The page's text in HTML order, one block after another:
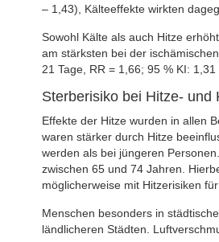
– 1,43), Kälteeffekte wirkten
Sowohl Kälte als auch Hitze
am stärksten bei der
21 Tage, RR = 1,66; 95 % KI: 1,31
Sterberisiko bei Hitze- und
Effekte der Hitze wurden in allen
waren stärker durch Hitze
werden als bei jüngeren
zwischen 65 und 74 Jahren.
möglicherweise mit Hitzerisiken
Menschen besonders in
ländlicheren Städten.